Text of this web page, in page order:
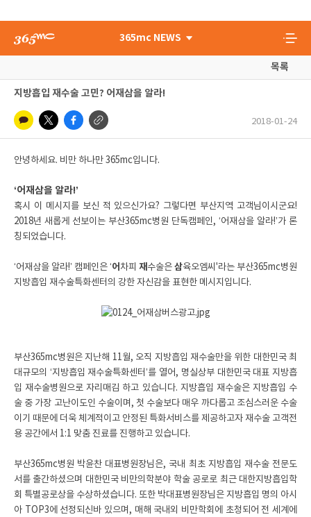
365mc NEWS
목록
지방흡입 재수술 고민? 어재삼을 알라!
2018-01-24
안녕하세요. 비만 하나만 365mc입니다.
‘어재삼을 알라!’
혹시 이 메시지를 보신 적 있으신가요? 그렇다면 부산지역 고객님이시군요!
2018년 새롭게 선보이는 부산365mc병원 단독캠페인, ‘어재삼을 알라!’가 론
칭되었습니다.
‘어재삼을 알라!’ 캠페인은 ‘어 차피 재수술은삼육오엠씨'라는 부산365mc병원
지방흡입 재수술특화센터의 강한 자신감을 표현한 메시지입니다.
부산365mc병원은 지난해 11월, 오직 지방흡입 재수술만을 위한 대한민국 최
대규모의 ‘지방흡입 재수술특화센터’를 열어, 명실상부 대한민국 대표 지방흡
입 재수술병원으로 자리매김 하고 있습니다. 지방흡입 재수술은 지방흡입 수
술 중 가장 고난이도인 수술이며, 첫 수술보다 매우 까다롭고 조심스러운 수술
이기 때문에 더욱 체계적이고 안정된 특화서비스를 제공하고자 재수술 고객전
용 공간에서 1:1 맞춤 진료를 진행하고 있습니다.
부산365mc병원 박윤찬 대표병원장님은, 국내 최초 지방흡입 재수술 전문도
서를 출간하셨으며 대한민국 비만의학분야 학술 공로로 최근 대한지방흡입학
회 특별공로상을 수상하셨습니다. 또한 박대표병원장님은 지방흡입 명의 아시
아 TOP3에 선정되신바 있으며, 매해 국내외 비만학회에 초청되어 전 세계에